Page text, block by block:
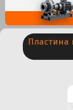
Пластина